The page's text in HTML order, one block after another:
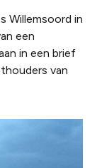
Willemsoord in
een
in een brief
van